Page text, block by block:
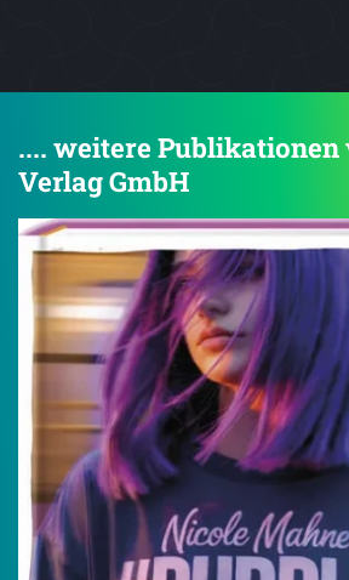
.... weitere Publikationen
Verlag GmbH